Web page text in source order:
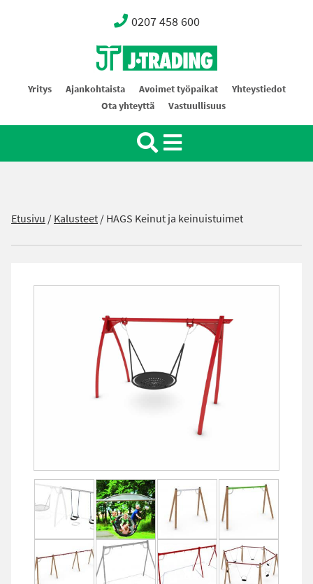
0207 458 600
Oy J-Trading Ab
Yritys Ajankohtaista Avoimet työpaikat
Yhteystiedot
Ota yhteyttä
Vastuullisuus
Etusivu /Kalusteet/HAGS Keinut ja keinuistuimet